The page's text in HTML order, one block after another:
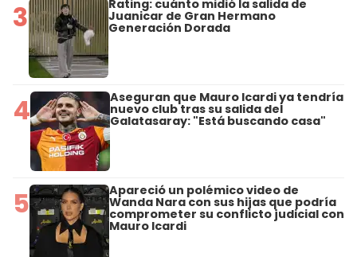
3 Rating: cuánto midió la salida de
Juanicar de Gran Hermano
Generación Dorada
4 Aseguran que Mauro Icardi ya tendría
nuevo club tras su salida del
Galatasaray: "Está buscando casa"
5 Apareció un polémico video de
Wanda Nara con sus hijas que podría
comprometer su conflicto judicial con
Mauro Icardi